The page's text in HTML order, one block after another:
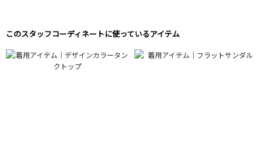
このスタッフコーディネートに使っているアイテム